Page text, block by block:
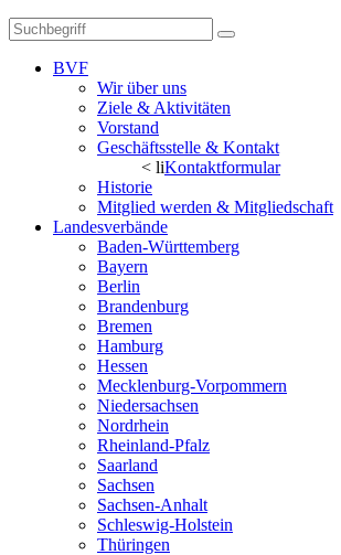
BVF
Wir über uns
Ziele & Aktivitäten
Vorstand
Geschäftsstelle & Kontakt
< liKontaktformular
Historie
Mitglied werden & Mitgliedschaft
Landesverbände
Baden-Württemberg
Bayern
Berlin
Brandenburg
Bremen
Hamburg
Hessen
Mecklenburg-Vorpommern
Niedersachsen
Nordrhein
Rheinland-Pfalz
Saarland
Sachsen
Sachsen-Anhalt
Schleswig-Holstein
Thüringen